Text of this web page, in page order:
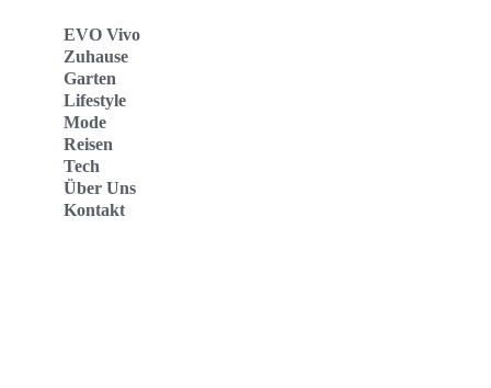
EVO Vivo
Zuhause
Garten
Lifestyle
Mode
Reisen
Tech
Über Uns
Kontakt